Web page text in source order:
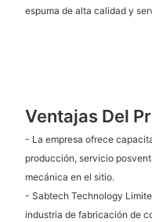
espuma de alta calidad y
Ventajas Del
- La empresa ofrece
producción, servicio
mecánica en el sitio.
- Sabtech Technology
industria de fabricación de